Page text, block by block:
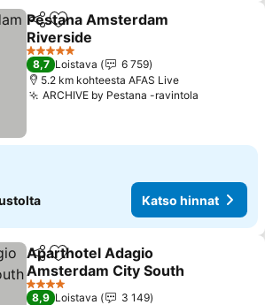
Jaa Lisää suosikkeihin
Pestana Amsterdam
Riverside
Katso hinnat
5 Tähtiluokitus
8,7 Loistava
6 759
5.2 km kohteesta AFAS Live
ARCHIVE by Pestana -ravintola
Katso hinnat
Jaa Lisää suosikkeihin
Aparthotel Adagio
Amsterdam City South
Katso hinnat
4 Tähtiluokitus
8,9 Loistava
3 149